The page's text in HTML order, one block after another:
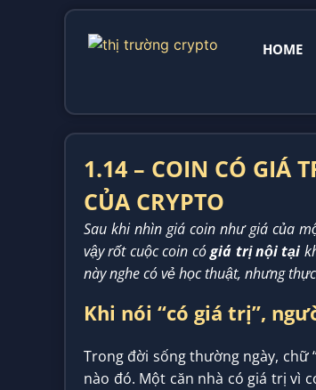
HOME
1.14 – COIN CÓ GIÁ
CỦA CRYPTO
Sau khi nhìn giá coin như giá của
vậy rốt cuộc coin cógiá trị nội tại
này nghe có vẻ học thuật, nhưng
Khi nói “có giá trị”,
Trong đời sống thường ngày,
nào đó. Một căn nhà có giá trị vì